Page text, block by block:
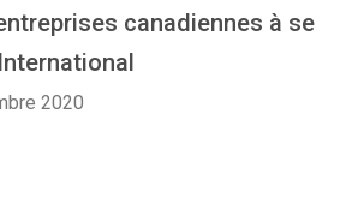
canadiennes à se
2020